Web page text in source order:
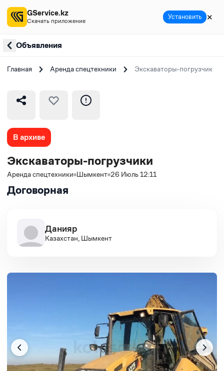
Объявления
Главная Аренда спецтехники Экскаваторы-погрузчики
В архиве
Экскаваторы-погрузчики
Аренда спецтехники Шымкент 26 Июль 12:11
Договорная
Данияр
Казахстан, Шымкент
GService.kz
Скачать приложение Установить ✕